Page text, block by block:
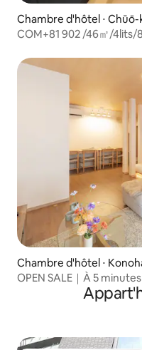
Chambre d'hôtel ⋅ Chūō-
COM+81 902 /46㎡/4lits/
Chambre d'hôtel ⋅
OPEN SALE｜À 5
minutes d'Umeda｜
minutes à pied de la gare